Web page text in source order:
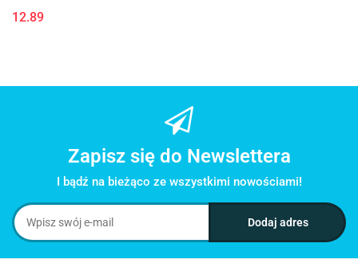
12.89
Zapisz się do Newslettera
I bądź na bieżąco ze wszystkimi nowościami!